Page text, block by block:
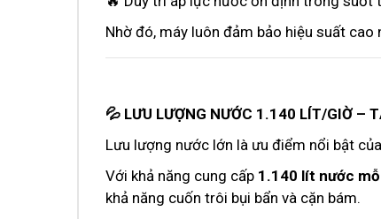
Nhờ đó, máy luôn đảm bảo hiệu suất cao
💦 LƯU LƯỢNG NƯỚC 1.140 LÍT/GIỜ –
Lưu lượng nước lớn là ưu điểm nổi bật
Với khả năng cung cấp 1.140 lít nước
khả năng cuốn trôi bụi bẩn và cặn bám.